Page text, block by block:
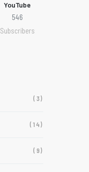
YouTube
546
Subscribers
(3)
(14)
(9)